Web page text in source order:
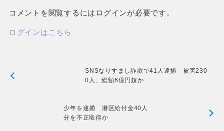
コメントを閲覧するにはログインが必要です。
ログインはこちら
SNSなりすまし詐欺で41人逮捕 被害230
0人、総額6億円超か
少年を逮捕 港区給付金40人
分を不正取得か